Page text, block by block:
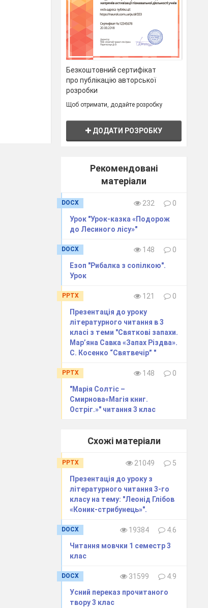
Безкоштовний сертифікат
про публікацію авторської
розробки
Щоб отримати, додайте розробку
ДОДАТИ РОЗРОБКУ
Рекомендовані
матеріали
DOCX 232
0
Урок "Урок-казка «Подорож
до Лесиного лісу»"
DOCX 148
0
Езоп "Рибалка з сопілкою".
Урок
PPTX 121
0
Презентація до уроку
літературного читання в 3
класі з теми "Святкові запахи.
Мар’яна Савка «Запах Різдва».
С. Косенко “Святвечірˮ "
PPTX 148
0
"Марія Солтіс –
Смирнова«Магія книг.
Остріг.»" читання 3 клас
Схожі матеріали
PPTX 21049
5
Презентація до уроку з
літературного читання 3-го
класу на тему: "Леонід Глібов
«Коник-стрибунець»".
DOCX 19384
4.6
Читання мовчки 1 семестр 3
клас
DOCX 31599
4.9
Усний переказ прочитаного
твору 3 клас